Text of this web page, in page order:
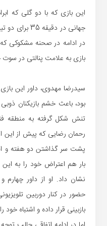
جهانی در
در ادامه در صحنه مشکوکی
بازی به علامت پنالتی در
سیدرضا مهدوی، داور این
بود، باعث خشم بازیکنان
تنش شکل گرفته به
رحمان رضایی که پیش از این
پشت سر گذاشتن دو هفته و
بار هم اعتراض خود را به
نشان داد. او از داور
حضور در کنار دوربین
بازبینی قرار داده و اشتباه خود